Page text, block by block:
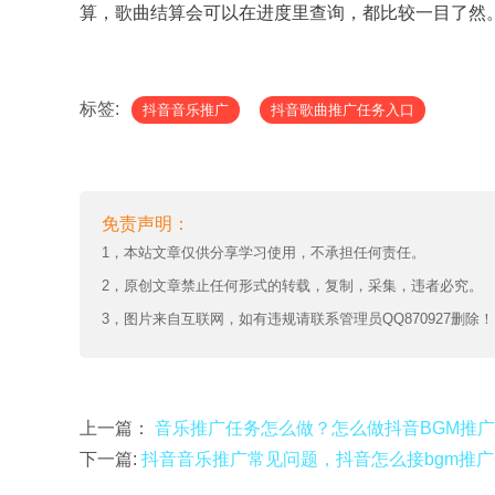
算，歌曲结算会可以在进度里查询，都比较一目了然
标签: 抖音音乐推广 抖音歌曲推广任务入口
免责声明：
1，本站文章仅供分享学习使用，不承担任何责任。
2，原创文章禁止任何形式的转载，复制，采集，违者必究。
3，图片来自互联网，如有违规请联系管理员QQ870927删除！
上一篇： 音乐推广任务怎么做？怎么做抖音BGM推广
下一篇: 抖音音乐推广常见问题，抖音怎么接bgm推广